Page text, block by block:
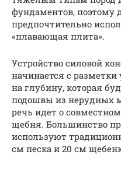
фундаментов, поэтому
предпочтительно
«плавающая плита».
Устройство силовой
начинается с
на глубину, которая
подошвы из нерудных
речь идет о
щебня. Большинство
используют
см песка и 20 см